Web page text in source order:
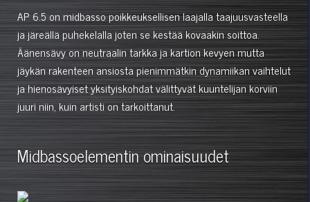
AP 6.5 on midbasso poikkeuksellisen laajalla taajuusvasteella
ja järeällä puhekelalla joten se kestää kovaakin soittoa.
Äänensävy on neutraalin tarkka ja kartion kevyen mutta
jäykän rakenteen ansiosta pienimmätkin dynamiikan vaihtelut
ja hienosävyiset yksityiskohdat välittyvät kuuntelijan korviin
juuri niin, kuin artisti on tarkoittanut.
Midbassoelementin ominaisuudet